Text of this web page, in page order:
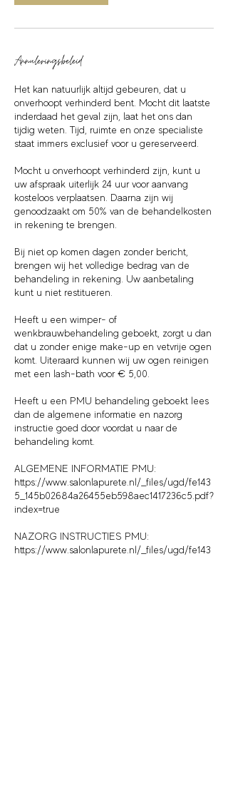
Annuleringsbeleid
Het kan natuurlijk altijd gebeuren, dat u
onverhoopt verhinderd bent. Mocht dit laatste
inderdaad het geval zijn, laat het ons dan
tijdig weten. Tijd, ruimte en onze specialiste
staat immers exclusief voor u gereserveerd.
Mocht u onverhoopt verhinderd zijn, kunt u
uw afspraak uiterlijk 24 uur voor aanvang
kosteloos verplaatsen. Daarna zijn wij
genoodzaakt om 50% van de behandelkosten
in rekening te brengen.
Bij niet op komen dagen zonder bericht,
brengen wij het volledige bedrag van de
behandeling in rekening. Uw aanbetaling
kunt u niet restitueren.
Heeft u een wimper- of
wenkbrauwbehandeling geboekt, zorgt u dan
dat u zonder enige make-up en vetvrije ogen
komt. Uiteraard kunnen wij uw ogen reinigen
met een lash-bath voor € 5,00.
Heeft u een PMU behandeling geboekt lees
dan de algemene informatie en nazorg
instructie goed door voordat u naar de
behandeling komt.
ALGEMENE INFORMATIE PMU:
https://www.salonlapurete.nl/_files/ugd/fe143
5_145b02684a26455eb598aec1417236c5.pdf?
index=true
NAZORG INSTRUCTIES PMU:
https://www.salonlapurete.nl/_files/ugd/fe143